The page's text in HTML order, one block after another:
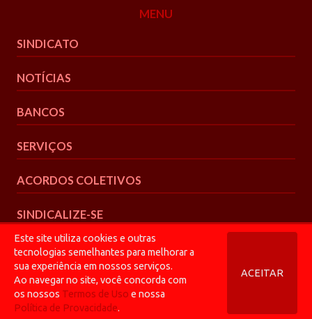
MENU
SINDICATO
NOTÍCIAS
BANCOS
SERVIÇOS
ACORDOS COLETIVOS
SINDICALIZE-SE
© 2026 Bancários CGR
Política de Privacidade
Este site utiliza cookies e outras
tecnologias semelhantes para melhorar a
sua experiência em nossos serviços.
Ao navegar no site, você concorda com
os nossos Termos de Uso e nossa
Política de Provacidade.
ACEITAR